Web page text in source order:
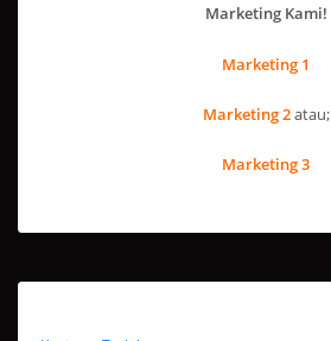
Marketing Kami!
Marketing 1
Marketing 2atau;
Marketing 3